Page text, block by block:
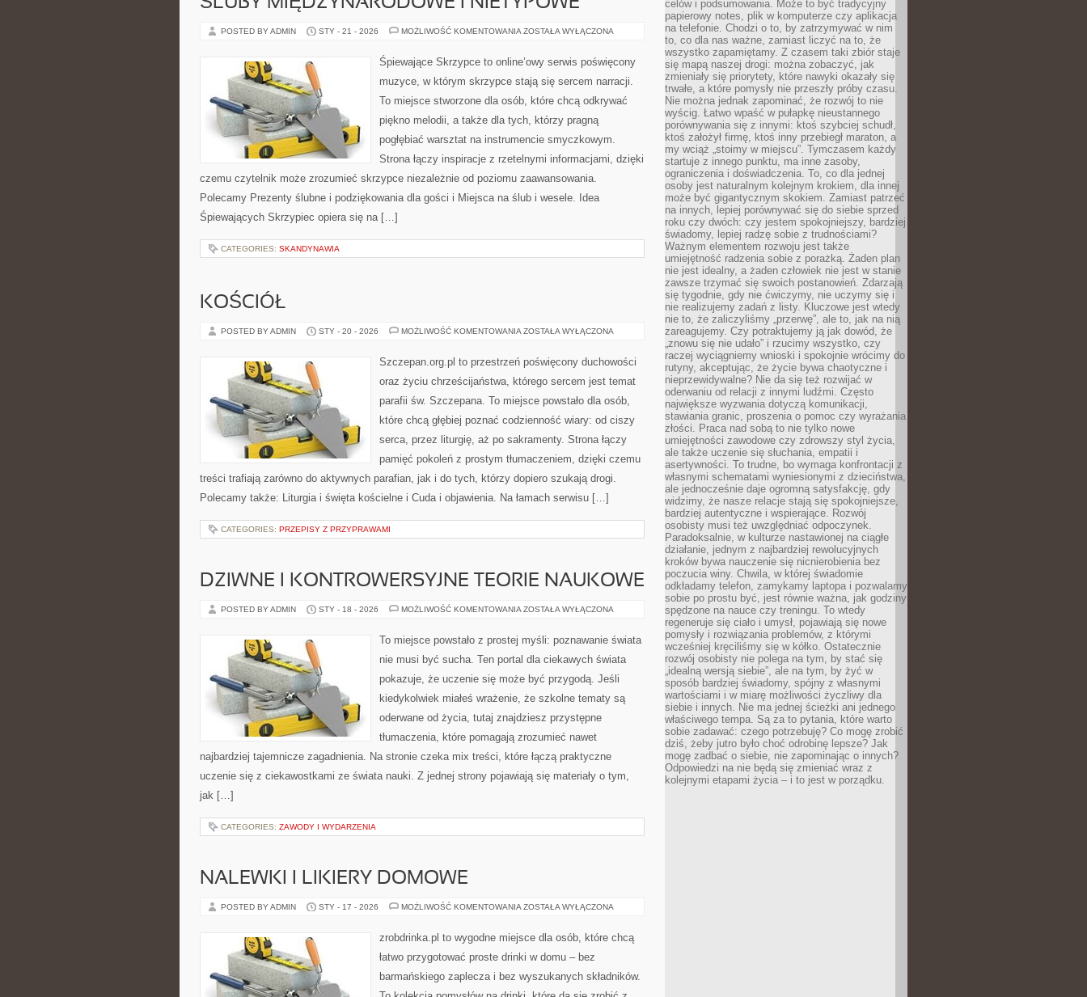
POSTED BY ADMIN STY - 21 - 2026 MOŻLIWOŚĆ KOMENTOWANIA ŚLUBY
NIETYPOWE
ZOSTAŁA WYŁĄCZONA
Śpiewające Skrzypce to online’owy serwis poświęcony
muzyce, w którym skrzypce stają się sercem narracji.
To miejsce stworzone dla osób, które chcą odkrywać
piękno melodii, a także dla tych, którzy pragną
pogłębiać warsztat na instrumencie smyczkowym.
Strona łączy inspiracje z rzetelnymi informacjami, dzięki
czemu czytelnik może zrozumieć skrzypce niezależnie od poziomu zaawansowania.
Polecamy Prezenty ślubne i podziękowania dla gości i Miejsca na ślub i wesele. Idea
Śpiewających Skrzypiec opiera się na […]
CATEGORIES: SKANDYNAWIA
KOŚCIÓŁ
POSTED BY ADMIN STY - 20 - 2026 MOŻLIWOŚĆ KOMENTOWANIA KOŚCIÓŁ
ZOSTAŁA WYŁĄCZONA
Szczepan.org.pl to przestrzeń poświęcony duchowości
oraz życiu chrześcijaństwa, którego sercem jest temat
parafii św. Szczepana. To miejsce powstało dla osób,
które chcą głębiej poznać codzienność wiary: od ciszy
serca, przez liturgię, aż po sakramenty. Strona łączy
pamięć pokoleń z prostym tłumaczeniem, dzięki czemu
treści trafiają zarówno do aktywnych parafian, jak i do tych, którzy dopiero szukają drogi.
Polecamy także: Liturgia i święta kościelne i Cuda i objawienia. Na łamach serwisu […]
CATEGORIES: PRZEPISY Z PRZYPRAWAMI
DZIWNE I KONTROWERSYJNE TEORIE NAUKOWE
POSTED BY ADMIN STY - 18 - 2026 MOŻLIWOŚĆ KOMENTOWANIA DZIWNE
TEORIE
NAUKOWE
ZOSTAŁA WYŁĄCZONA
To miejsce powstało z prostej myśli: poznawanie świata
nie musi być sucha. Ten portal dla ciekawych świata
pokazuje, że uczenie się może być przygodą. Jeśli
kiedykolwiek miałeś wrażenie, że szkolne tematy są
oderwane od życia, tutaj znajdziesz przystępne
tłumaczenia, które pomagają zrozumieć nawet
najbardziej tajemnicze zagadnienia. Na stronie czeka mix treści, które łączą praktyczne
uczenie się z ciekawostkami ze świata nauki. Z jednej strony pojawiają się materiały o tym,
jak […]
CATEGORIES: ZAWODY I WYDARZENIA
NALEWKI I LIKIERY DOMOWE
POSTED BY ADMIN STY - 17 - 2026 MOŻLIWOŚĆ KOMENTOWANIA NALEWKI
DOMOWE
ZOSTAŁA WYŁĄCZONA
zrobdrinka.pl to wygodne miejsce dla osób, które chcą
łatwo przygotować proste drinki w domu – bez
barmańskiego zaplecza i bez wyszukanych składników.
celów i podsumowania. Może to być tradycyjny
papierowy notes, plik w komputerze czy aplikacja
na telefonie. Chodzi o to, by zatrzymywać w nim
to, co dla nas ważne, zamiast liczyć na to, że
wszystko zapamiętamy. Z czasem taki zbiór staje
się mapą naszej drogi: można zobaczyć, jak
zmieniały się priorytety, które nawyki okazały się
trwałe, a które pomysły nie przeszły próby czasu.
Nie można jednak zapominać, że rozwój to nie
wyścig. Łatwo wpaść w pułapkę nieustannego
porównywania się z innymi: ktoś szybciej schudł,
ktoś założył firmę, ktoś inny przebiegł maraton, a
my wciąż „stoimy w miejscu”. Tymczasem każdy
startuje z innego punktu, ma inne zasoby,
ograniczenia i doświadczenia. To, co dla jednej
osoby jest naturalnym kolejnym krokiem, dla innej
może być gigantycznym skokiem. Zamiast patrzeć
na innych, lepiej porównywać się do siebie sprzed
roku czy dwóch: czy jestem spokojniejszy, bardziej
świadomy, lepiej radzę sobie z trudnościami?
Ważnym elementem rozwoju jest także
umiejętność radzenia sobie z porażką. Żaden plan
nie jest idealny, a żaden człowiek nie jest w stanie
zawsze trzymać się swoich postanowień. Zdarzają
się tygodnie, gdy nie ćwiczymy, nie uczymy się i
nie realizujemy zadań z listy. Kluczowe jest wtedy
nie to, że zaliczyliśmy „przerwę”, ale to, jak na nią
zareagujemy. Czy potraktujemy ją jak dowód, że
„znowu się nie udało” i rzucimy wszystko, czy
raczej wyciągniemy wnioski i spokojnie wrócimy do
rutyny, akceptując, że życie bywa chaotyczne i
nieprzewidywalne? Nie da się też rozwijać w
oderwaniu od relacji z innymi ludźmi. Często
największe wyzwania dotyczą komunikacji,
stawiania granic, proszenia o pomoc czy wyrażania
złości. Praca nad sobą to nie tylko nowe
umiejętności zawodowe czy zdrowszy styl życia,
ale także uczenie się słuchania, empatii i
asertywności. To trudne, bo wymaga konfrontacji z
własnymi schematami wyniesionymi z dzieciństwa,
ale jednocześnie daje ogromną satysfakcję, gdy
widzimy, że nasze relacje stają się spokojniejsze,
bardziej autentyczne i wspierające. Rozwój
osobisty musi też uwzględniać odpoczynek.
Paradoksalnie, w kulturze nastawionej na ciągłe
działanie, jednym z najbardziej rewolucyjnych
kroków bywa nauczenie się nicnierobienia bez
poczucia winy. Chwila, w której świadomie
odkładamy telefon, zamykamy laptopa i pozwalamy
sobie po prostu być, jest równie ważna, jak godziny
spędzone na nauce czy treningu. To wtedy
regeneruje się ciało i umysł, pojawiają się nowe
pomysły i rozwiązania problemów, z którymi
wcześniej kręciliśmy się w kółko. Ostatecznie
rozwój osobisty nie polega na tym, by stać się
„idealną wersją siebie”, ale na tym, by żyć w
sposób bardziej świadomy, spójny z własnymi
wartościami i w miarę możliwości życzliwy dla
siebie i innych. Nie ma jednej ścieżki ani jednego
właściwego tempa. Są za to pytania, które warto
sobie zadawać: czego potrzebuję? Co mogę zrobić
dziś, żeby jutro było choć odrobinę lepsze? Jak
mogę zadbać o siebie, nie zapominając o innych?
Odpowiedzi na nie będą się zmieniać wraz z
kolejnymi etapami życia – i to jest w porządku.